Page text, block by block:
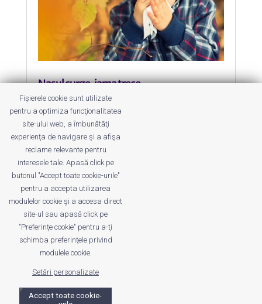
Nasul curge, iarna trece
byDana Dragomirescu
Sănătatea familiei
Mucii vin si mucii pleaca, daca pot sa
spun asa. Totul se rezolva.
Despre noi Publicitate
Privacy
© UrbanKID. Proiect dezvoltat de Dana și
Dragomirescu. Temă WordPress:
Fișierele cookie sunt utilizate
pentru a optimiza funcţionalitatea
site-ului web, a îmbunătăţi
experienţa de navigare şi a afişa
reclame relevante pentru
interesele tale. Apasă click pe
butonul "Accept toate cookie-urile"
pentru a accepta utilizarea
modulelor cookie şi a accesa direct
site-ul sau apasă click pe
"Preferințe cookie" pentru a-ţi
schimba preferinţele privind
modulele cookie.
Setări personalizate
Accept toate cookie-